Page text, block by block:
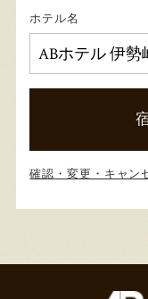
ホテル名
確認・変更・キャン